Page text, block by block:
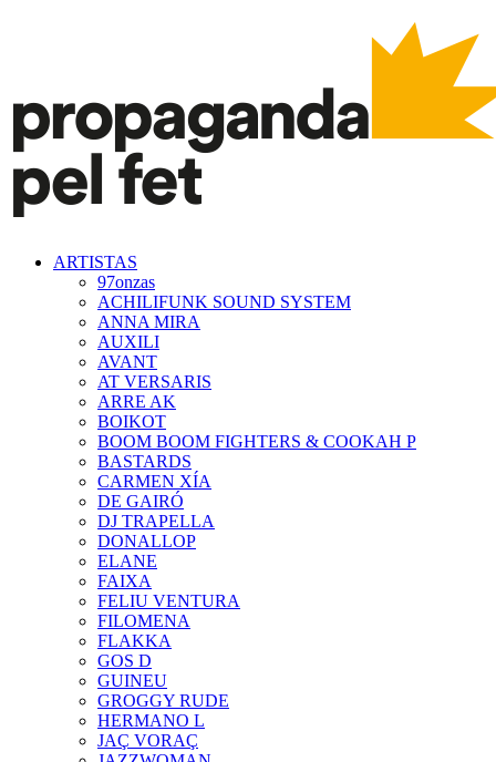
ARTISTAS
97onzas
ACHILIFUNK SOUND SYSTEM
ANNA MIRA
AUXILI
AVANT
AT VERSARIS
ARRE AK
BOIKOT
BOOM BOOM FIGHTERS & COOKAH P
BASTARDS
CARMEN XÍA
DE GAIRÓ
DJ TRAPELLA
DONALLOP
ELANE
FAIXA
FELIU VENTURA
FILOMENA
FLAKKA
GOS D
GUINEU
GROGGY RUDE
HERMANO L
JAÇ VORAÇ